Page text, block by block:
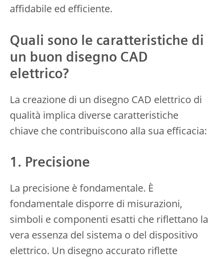
affidabile ed efficiente.
Quali sono le caratteristiche di
un buon disegno CAD
elettrico?
La creazione di un disegno CAD elettrico di
qualità implica diverse caratteristiche
chiave che contribuiscono alla sua efficacia:
1. Precisione
La precisione è fondamentale. È
fondamentale disporre di misurazioni,
simboli e componenti esatti che riflettano la
vera essenza del sistema o del dispositivo
elettrico. Un disegno accurato riflette